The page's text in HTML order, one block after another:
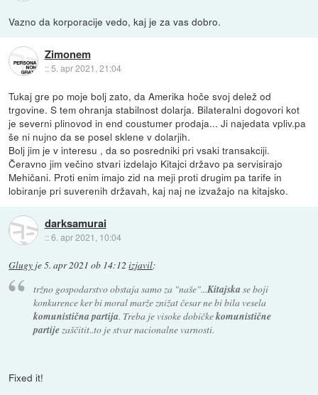
Vazno da korporacije vedo, kaj je za vas dobro.
Zimonem
::5. apr 2021, 21:04
Tukaj gre po moje bolj zato, da Amerika hoče svoj delež od
trgovine. S tem ohranja stabilnost dolarja. Bilateralni dogovori kot
je severni plinovod in end coustumer prodaja... Ji najedata vpliv.pa
še ni nujno da se posel sklene v dolarjih.
Bolj jim je v interesu , da so posredniki pri vsaki transakciji.
Čeravno jim večino stvari izdelajo Kitajci državo pa servisirajo
Mehičani. Proti enim imajo zid na meji proti drugim pa tarife in
lobiranje pri suverenih državah, kaj naj ne izvažajo na kitajsko.
darksamurai
::6. apr 2021, 10:04
Glugy je5. apr 2021 ob 14:12 izjavil:
tržno gospodarstvo obstaja samo za "naše"...Kitajska se boji
konkurence ker bi moral marže znižat česar ne bi bila vesela
komunistična partija. Treba je visoke dobičkekomunistične
partijezaščitit..to je stvar nacionalne varnosti.
Fixed it!